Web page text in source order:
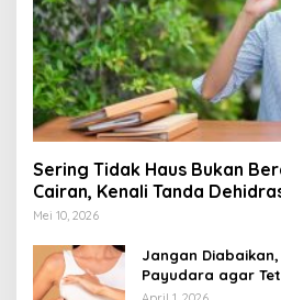
Sering Tidak Haus Bukan
Cairan, Kenali Tanda
Mei 10, 2026
Jangan
Payudara agar
dari Risiko Penyakit